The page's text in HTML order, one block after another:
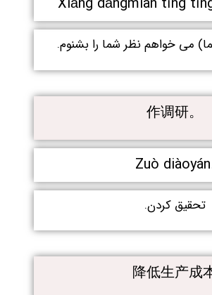
می خواهم نظر شما را بشنوم.
作调研。
Zuò
تحقیق کردن.
降低生产成